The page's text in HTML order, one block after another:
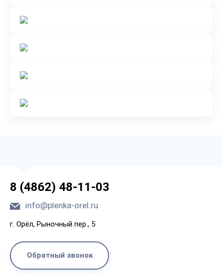
8 (4862) 48-11-03
info@plenka-orel.ru
г. Орёл, Рыночный пер., 5
Обратный звонок